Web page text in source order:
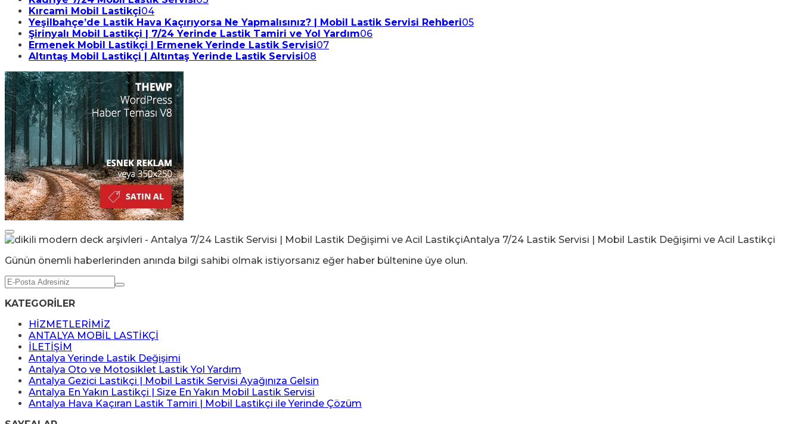
Kırcami Mobil Lastikçi04
Yeşilbahçe’de Lastik Hava Kaçırıyorsa Ne Yapmalısınız? | Mobil Lastik Servisi Rehberi05
Şirinyalı Mobil Lastikçi | 7/24 Yerinde Lastik Tamiri ve Yol Yardım06
Ermenek Mobil Lastikçi | Ermenek Yerinde Lastik Servisi07
Altıntaş Mobil Lastikçi | Altıntaş Yerinde Lastik Servisi08
Günün önemli haberlerinden anında bilgi sahibi olmak istiyorsanız eğer haber bültenine üye olun.
KATEGORİLER
HİZMETLERİMİZ
ANTALYA MOBİL LASTİKÇİ
İLETİŞİM
Antalya Yerinde Lastik Değişimi
Antalya Oto ve Motosiklet Lastik Yol Yardım
Antalya Gezici Lastikçi | Mobil Lastik Servisi Ayağınıza Gelsin
Antalya En Yakın Lastikçi | Size En Yakın Mobil Lastik Servisi
Antalya Hava Kaçıran Lastik Tamiri | Mobil Lastikçi ile Yerinde Çözüm